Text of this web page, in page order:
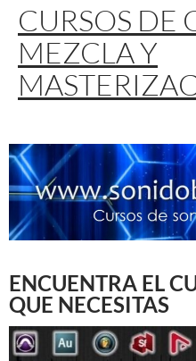
CURSOS DE
MEZCLA Y
ENCUENTRA EL
QUE NECESITAS